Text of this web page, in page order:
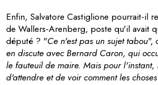
Enfin, Salvatore Castiglione pourrait-il
de Wallers-Arenberg, poste qu'il avait
député ? "Ce n'est pas un sujet tabou",
en discute avec Bernard Caron, qui
le fauteuil de maire. Mais pour l'instant,
d'attendre et de voir comment les